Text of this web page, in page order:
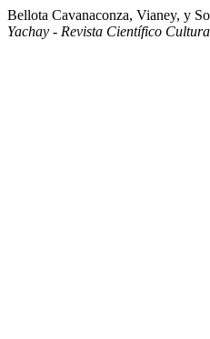
Bellota Cavanaconza, Vianey, y
Yachay - Revista Científico